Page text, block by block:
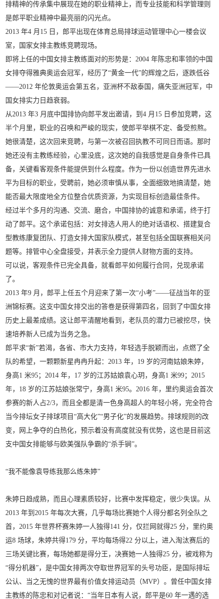
排精神的传承集中展现在她的职业精神上，而专业技能和科学管理则
是郎平职业精神中最亮丽的闪光点。
2013 年4 月15 日，郎平出现在体育总局排球运动管理中心一楼会议
室，国家女排主教练竞聘现场。
即将上任的中国女排主教练面对的形势是：2004 年陈忠和率领的中国
女排夺得雅典奥运会冠军，经历了“黄金一代”的辉煌之后，逐跌低谷
——2012 年伦敦奥运会第五名，亚洲杯不敌泰国，痛失亚洲冠军，中
国女排实力日趋衰弱。
从2013 年3 月底中国排协向郎平发出邀请，到4 月15 日参加竞聘，这
半个月里，职业的召唤和严峻的现实，使郎平举棋不定、备受煎熬。
她很清楚，这次回来竞聘，与第一次被召回执教不可同日而语。那时
她还没有主教练经验，心里没底，这次她的自我感觉是自身条件已具
备，关键看客观条件能提供到什么程度。作为一份以创造世界先进水
平为目标的职业，受聘前，她必须审慎从事，全面细致地搞清楚，她
能否最大限度地全方位整合优质资源，为实现目标创造最佳条件。
经过半个多月的沟通、交流、磨合，中国排协的诚意和承诺，终于打
动了郎平。这个承诺包括：对女排选人用人的绝对话语权、搭建复合
型教练康复团队、打造女排大国家队模式，甚至包括全国联赛相关问
题等。排管中心全盘接受，并表示全力提供人财物方面的支持。
可以说，客观条件已完全具备，就看郎平如何履行合同，兑现承诺
了。
2013 年9 月，郎平上任五个月迎来了第一次“小考”——征战当年的亚
洲锦标赛。这支中国女排交出的答卷是获得第四名，回到了中国女排
历史上最差成绩。这让郎平清醒地看到，老队员的潜力已被挖尽，快
速培养新人已成为当务之急。
郎平求“新”若渴，各省、市大力支持，年轻选手脱颖而出，点燃了全
队的希望，一颗颗新星冉冉升起：2013 年，19 岁的河南姑娘朱婷，
身高1 米95；2014 年，17 岁的江苏姑娘袁心玥，身高1 米99；2015
年，18 岁的江苏姑娘张常宁，身高1 米95。2016 年，里约奥运会首次
参赛的新人占2/3，而且全都是清一色身高超人的年轻小将，完全符合
当今排坛女子排球项目“高大化”“男子化”的发展趋势。排球规则的改
变，网上争夺的白热化，预示着没有高度就没有优势，这也是目前这
支中国女排能够与欧美强队争霸的“杀手锏”。
“我不能像袁导练我那么练朱婷”
朱婷日趋成熟，而且心理素质较好，比赛中发挥稳定，很少失误。从
2013 年到2015 年每次大赛，几乎每场比赛她个人得分都名列全队之
首，2015 年世界杯赛朱婷一人独得141 分，仅拦网就得25 分，里约奥
运8 场球，朱婷共得179 分，平均每场得22 分以上，进入淘汰赛后的
三场关键比赛，每场她都是得分王，决赛她一人独得25 分，被戏称为
“得分机器”，是中国女排两次夺取世界冠军的头号功臣，是国际排坛
公认、当之无愧的世界最有价值女排运动员（MVP）。曾任中国女排
主教练的陈忠和对记者说：“当年日本有人说，郎平是60 年一遇的选